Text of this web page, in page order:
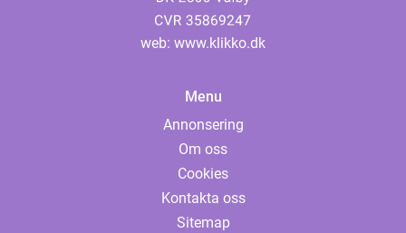
web: www.klikko.dk
Menu
Annonsering
Om oss
Cookies
Kontakta oss
Sitemap